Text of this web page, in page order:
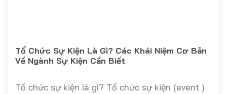
Tổ Chức Sự Kiện Là Gì? Các Khái Niệm Cơ Bản
Về Ngành Sự Kiện Cần Biết
Tổ chức sự kiện là gì? Tổ chức sự kiện (event )